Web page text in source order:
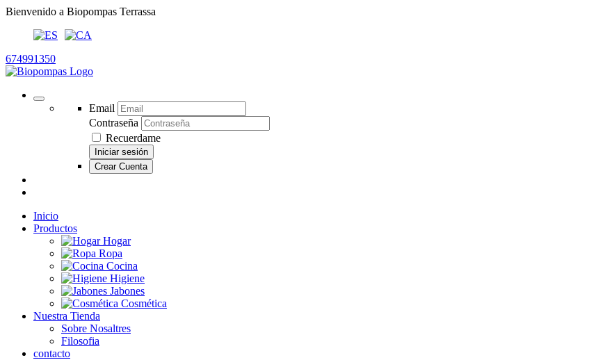
Bienvenido a Biopompas Terrassa
674991350
Email
Contraseña
Recuerdame
Iniciar sesión
Crear Cuenta
Inicio
Productos
Hogar
Ropa
Cocina
Higiene
Jabones
Cosmética
Nuestra Tienda
Sobre Nosaltres
Filosofia
contacto